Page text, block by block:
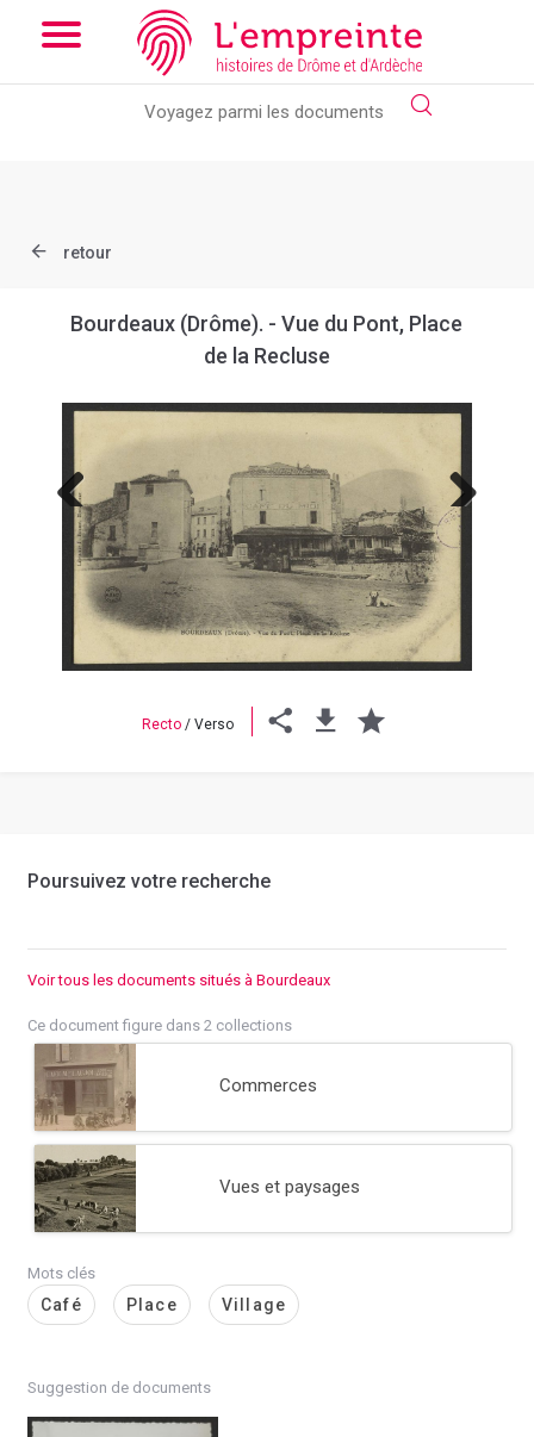
Array ( [slug] => document [ref] => B263626101_CP202 )
the new slick-theme.css if you want the default styling
retour
Bourdeaux (Drôme). - Vue du Pont, Place
de la Recluse
Previous Next
Recto / Verso
Poursuivez votre recherche
Voir tous les documents situés à Bourdeaux
Ce document figure dans 2 collections
Commerces
Vues et paysages
Mots clés
Café Place Village
Suggestion de documents